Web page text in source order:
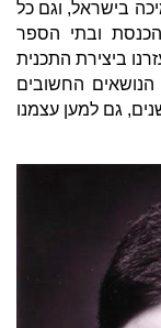
בישראל, וגם כל
ובתי הספר
ביצירת התכנית
החשובים
גם למען עצמנו